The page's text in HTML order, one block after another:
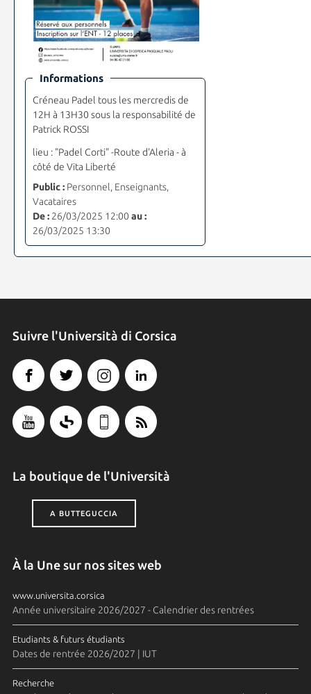
Informations
Créneau Padel tous les mercredis de
12H à 13H30 sous la responsabilité de
Patrick ROSSI
lieu : "Padel Corti" -Route d'Aleria - à
côté de Vita Liberté
Public :Personnel, Enseignants,
Vacataires
De :26/03/2025 12:00 au :
26/03/2025 13:30
Suivre l'Università di Corsica
La boutique de l'Università
A BUTTEGUCCIA
À la Une sur nos sites web
www.universita.corsica
Année universitaire 2026/2027 - Calendrier des rentrées
Etudiants & futurs étudiants
Dates de rentrée 2026/2027 | IUT
Recherche